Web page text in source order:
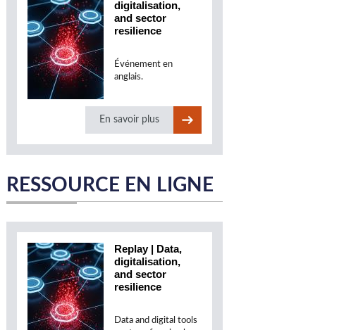
digitalisation,
and sector
resilience
Événement en
anglais.
En savoir plus
RESSOURCE EN LIGNE
Replay | Data,
digitalisation,
and sector
resilience
Data and digital tools